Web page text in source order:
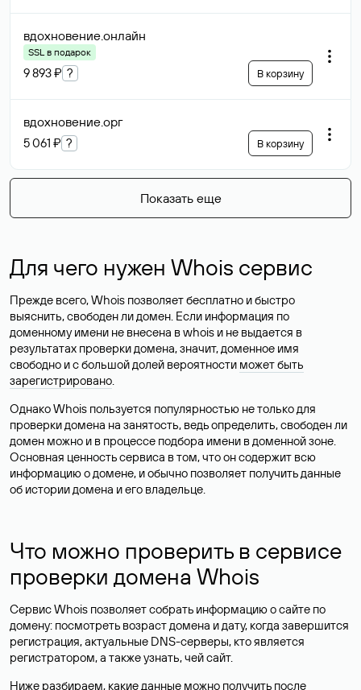
вдохновение.онлайн
SSL в подарок
9 893 ₽ ? В корзину
вдохновение.орг
5 061 ₽ ? В корзину
Показать еще
Для чего нужен Whois сервис
Прежде всего, Whois позволяет бесплатно и быстро
выяснить, свободен ли домен. Если информация по
доменному имени не внесена в whois и не выдается в
результатах проверки домена, значит, доменное имя
свободно и с большой долей вероятности может быть
зарегистрировано.
Однако Whois пользуется популярностью не только для
проверки домена на занятость, ведь определить, свободен ли
домен можно и в процессе подбора имени в доменной зоне.
Основная ценность сервиса в том, что он содержит всю
информацию о домене, и обычно позволяет получить данные
об истории домена и его владельце.
Что можно проверить в сервисе
проверки домена Whois
Сервис Whois позволяет собрать информацию о сайте по
домену: посмотреть возраст домена и дату, когда завершится
регистрация, актуальные DNS-серверы, кто является
регистратором, а также узнать, чей сайт.
Ниже разбираем, какие данные можно получить после